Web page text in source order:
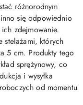
różnorodnym
się odpowiednio
ich zdejmowanie.
stelażami, których
5 cm. Produkty tego
sprężynowy, co
i wysyłka
od momentu